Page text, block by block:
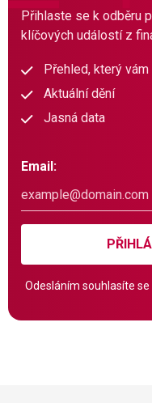
Přihlaste se k odběru
klíčových událostí z
Přehled, který
Aktuální dění
Jasná data
Email:
Odesláním souhlasíte se